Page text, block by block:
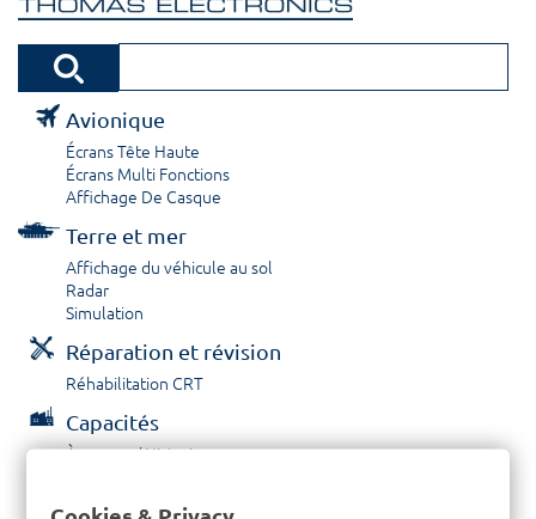
Avionique
Écrans Tête Haute
Écrans Multi Fonctions
Affichage De Casque
Terre et mer
Affichage du véhicule au sol
Radar
Simulation
Réparation et révision
Réhabilitation CRT
Capacités
À propos / Historique